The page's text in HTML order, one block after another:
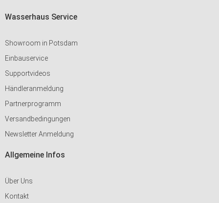
Wasserhaus Service
Showroom in Potsdam
Einbauservice
Supportvideos
Händleranmeldung
Partnerprogramm
Versandbedingungen
Newsletter Anmeldung
Allgemeine Infos
Über Uns
Kontakt